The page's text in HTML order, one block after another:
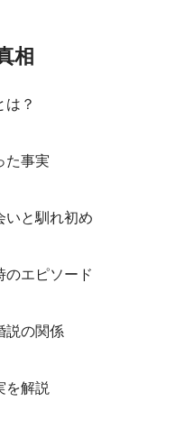
相
は？
た事実
いと馴れ初め
のエピソード
説の関係
を解説